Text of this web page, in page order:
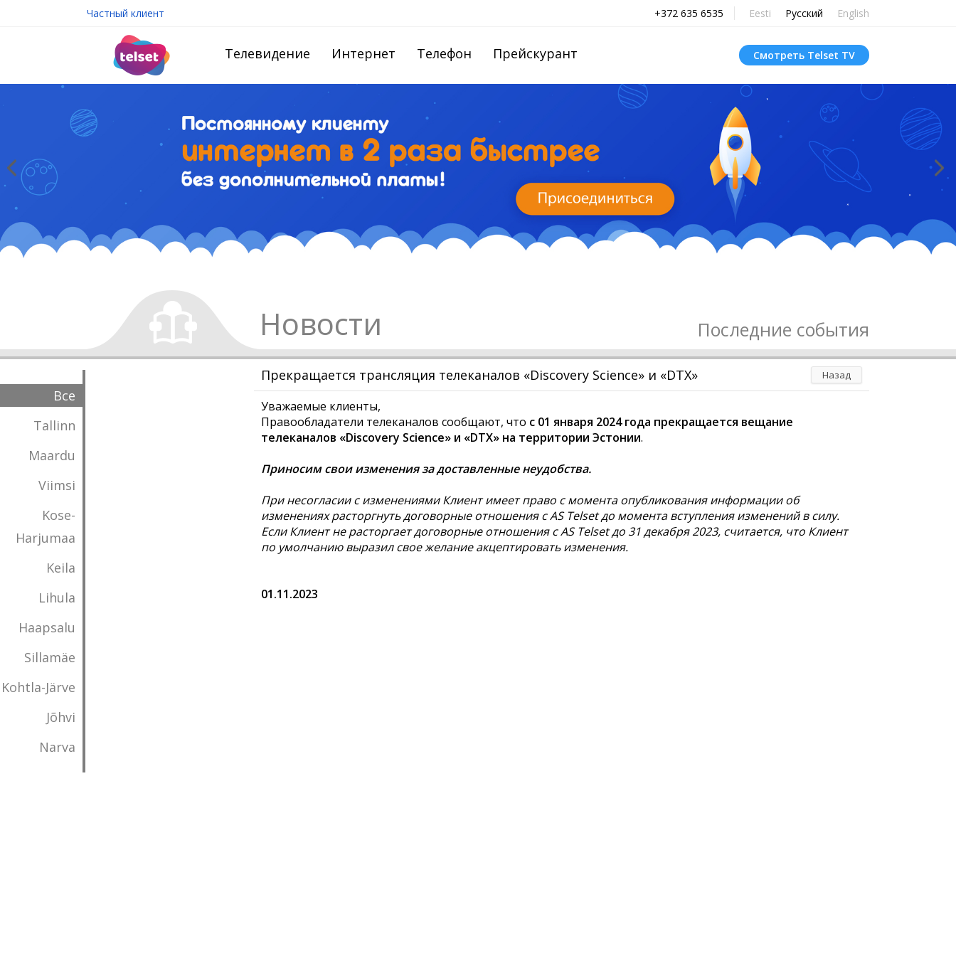
Частный клиент +372 635 6535 Eesti Русский English
Телевидение Интернет Телефон Прейскурант Смотреть Telset TV
Новости Последние события
Все
Tallinn
Maardu
Viimsi
Kose-
Harjumaa
Keila
Lihula
Haapsalu
Sillamäe
Kohtla-Järve
Jõhvi
Narva
Прекращается трансляция телеканалов «Discovery Science» и «DTX» Назад
Уважаемые клиенты,
Правообладатели телеканалов сообщают, что с 01 января 2024 года прекращается вещание
телеканалов «Discovery Science» и «DTX» на территории Эстонии.
Приносим свои изменения за доставленные неудобства.
При несогласии с изменениями Клиент имеет право с момента опубликования информации об
изменениях расторгнуть договорные отношения с AS Telset до момента вступления изменений в силу.
Если Клиент не расторгает договорные отношения с AS Telset до 31 декабря 2023, считается, что Клиент
по умолчанию выразил свое желание акцептировать изменения.
01.11.2023